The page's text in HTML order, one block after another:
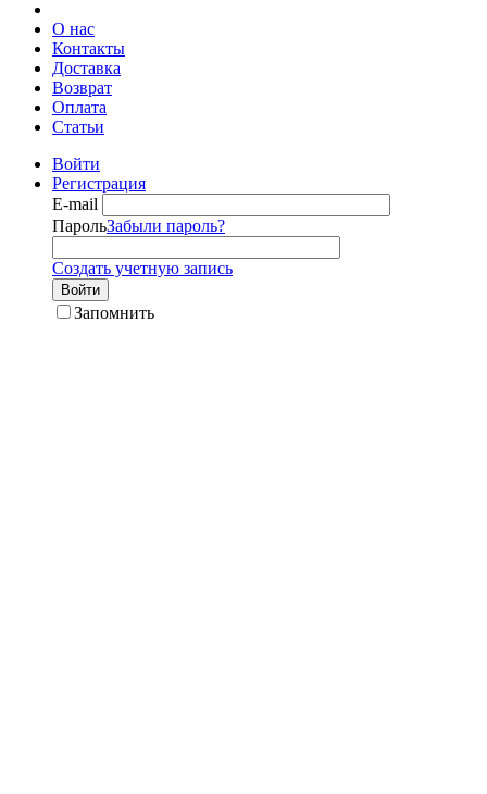
О нас
Контакты
Доставка
Возврат
Оплата
Статьи
Войти
Регистрация
E-mail
ПарольЗабыли пароль?
Создать учетную запись
Войти
Запомнить